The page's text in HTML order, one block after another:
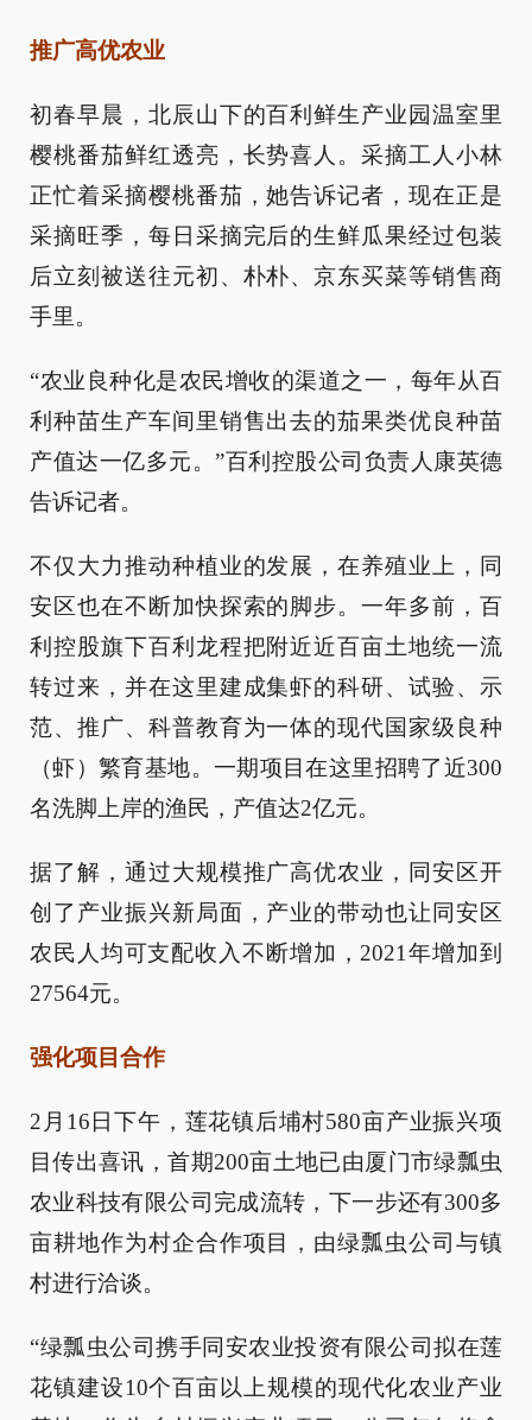
推广高优农业
初春早晨，北辰山下的百利鲜生产业园温室里
樱桃番茄鲜红透亮，长势喜人。采摘工人小林
正忙着采摘樱桃番茄，她告诉记者，现在正是
采摘旺季，每日采摘完后的生鲜瓜果经过包装
后立刻被送往元初、朴朴、京东买菜等销售商
手里。
“农业良种化是农民增收的渠道之一，每年从百
利种苗生产车间里销售出去的茄果类优良种苗
产值达一亿多元。”百利控股公司负责人康英德
告诉记者。
不仅大力推动种植业的发展，在养殖业上，同
安区也在不断加快探索的脚步。一年多前，百
利控股旗下百利龙程把附近近百亩土地统一流
转过来，并在这里建成集虾的科研、试验、示
范、推广、科普教育为一体的现代国家级良种
（虾）繁育基地。一期项目在这里招聘了近300
名洗脚上岸的渔民，产值达2亿元。
据了解，通过大规模推广高优农业，同安区开
创了产业振兴新局面，产业的带动也让同安区
农民人均可支配收入不断增加，2021年增加到
27564元。
强化项目合作
2月16日下午，莲花镇后埔村580亩产业振兴项
目传出喜讯，首期200亩土地已由厦门市绿瓢虫
农业科技有限公司完成流转，下一步还有300多
亩耕地作为村企合作项目，由绿瓢虫公司与镇
村进行洽谈。
“绿瓢虫公司携手同安农业投资有限公司拟在莲
花镇建设10个百亩以上规模的现代化农业产业